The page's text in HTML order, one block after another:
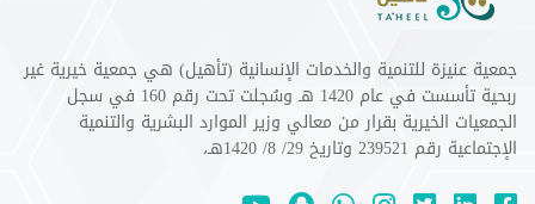
جمعية عنيزة للتنمية والخدمات الإنسانية (تأهيل) هي جمعية خيرية غير
ربحية تأسست في عام 1420 هـ وسُجلت تحت رقم 160 في سجل
الجمعيات الخيرية بقرار من معالي وزير الموارد البشرية والتنمية
الإجتماعية رقم 239521 وتاريخ 29/ 8/ 1420هـ،